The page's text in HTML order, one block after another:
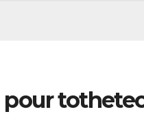
pour